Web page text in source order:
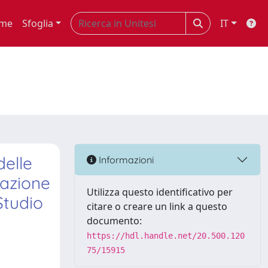
Sfoglia IT
Informazioni
Utilizza questo identificativo per
citare o creare un link a questo
documento:
https://hdl.handle.net/20.500.120
75/15915